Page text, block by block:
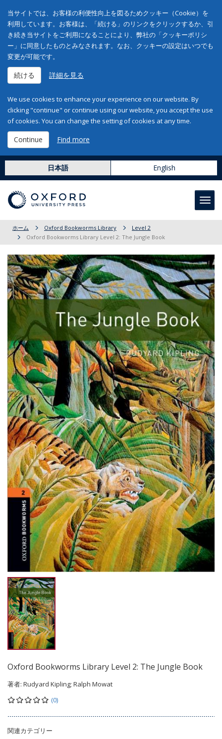
当サイトでは、お客様の利便性向上を図るためクッキー（Cookie）を
利用しています。お客様は、「続ける」のリンクをクリックするか、引
き続き当サイトをご利用になることにより、弊社の「クッキーポリシ
ー」に同意したものとみなされます。なお、クッキーの設定はいつでも
変更が可能です。
続ける 詳細を見る
We use cookies to enhance your experience on our website. By
clicking "continue" or continue using our website, you accept the use
of cookies. You can change the setting of cookies at any time.
Continue Find more
日本語 English
ホーム Oxford Bookworms Library
Level 2
Oxford Bookworms Library Level 2: The Jungle Book
Oxford Bookworms Library Level 2: The Jungle Book
著者: Rudyard Kipling; Ralph Mowat
(0)
関連カテゴリー